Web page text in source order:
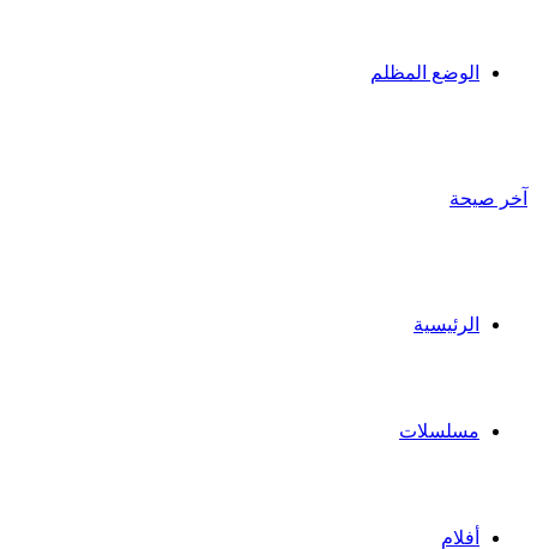
الوضع المظلم
آخر صيحة
الرئيسية
مسلسلات
أفلام